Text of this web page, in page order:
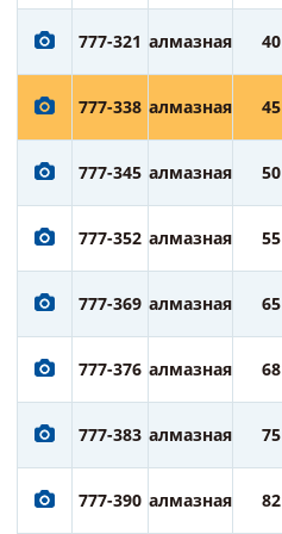
777-321 алмазная 40
777-338 алмазная 45
777-345 алмазная 50
777-352 алмазная 55
777-369 алмазная 65
777-376 алмазная 68
777-383 алмазная 75
777-390 алмазная 82